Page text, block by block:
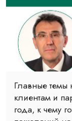
Главные
клиентам и
года, к чему